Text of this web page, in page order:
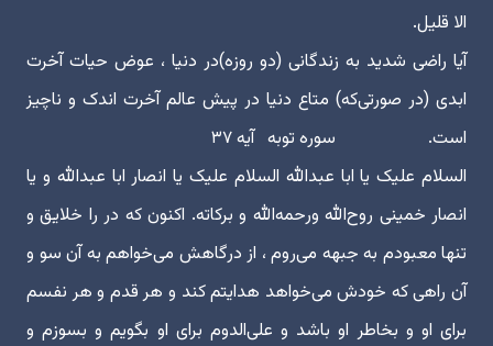
الا قلیل.
آیا راضی شدید به زندگانی (دو روزه)در دنیا ، عوض حیات آخرت
ابدی (در صورتی‌که) متاع دنیا در پیش عالم آخرت اندک و ناچیز
است. سوره توبه آیه ۳۷
السلام علیک یا ابا عبدالله السلام علیک یا انصار ابا عبدالله و یا
انصار خمینی روح‌الله ورحمه‌الله و برکاته. اکنون که در را خلایق و
تنها معبودم به جبهه می‌روم ، از درگاهش می‌خواهم به آن سو و
آن راهی که خودش می‌خواهد هدایتم کند و هر قدم و هر نفسم
برای او و بخاطر او باشد و علی‌الدوم برای او بگویم و بسوزم و